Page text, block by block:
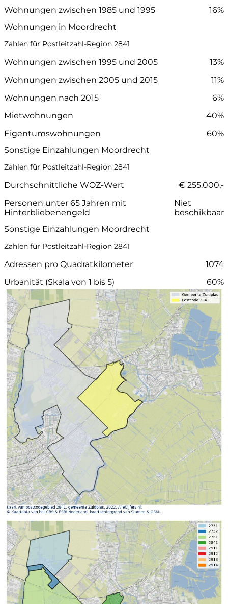
Wohnungen zwischen 1985 und 1995
16%
Wohnungen in Moordrecht
Zahlen für Postleitzahl-Region 2841
Wohnungen zwischen 1995 und 2005
13%
Wohnungen zwischen 2005 und 2015
11%
Wohnungen nach 2015
6%
Mietwohnungen
40%
Eigentumswohnungen
60%
Sonstige Einzahlungen Moordrecht
Zahlen für Postleitzahl-Region 2841
Durchschnittliche WOZ-Wert
€ 255.000,-
Personen unter 65 Jahren mit
Hinterbliebenengeld
Niet
beschikbaar
Sonstige Einzahlungen Moordrecht
Zahlen für Postleitzahl-Region 2841
Adressen pro Quadratkilometer
1074
Urbanität (Skala von 1 bis 5)
60%